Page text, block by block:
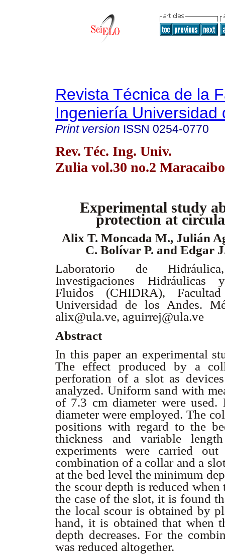
Revista Técnica de la
Ingeniería Universidad
Print version ISSN 0254-0770
Rev. Téc. Ing. Univ.
Zulia vol.30 no.2
Experimental study
protection at
Alix T. Moncada M., Julián
C. Bolívar P. and Edgar
Laboratorio de
Investigaciones Hidráulicas
Fluidos (CHIDRA),
Universidad de los Andes.
alix@ula.ve, aguirrej@ula.ve
Abstract
In this paper an experimental
The effect produced by a
perforation of a slot as
analyzed. Uniform sand with
of 7.3 cm diameter were
diameter were employed. The
positions with regard to the
thickness and variable
experiments were carried
combination of a collar and a
at the bed level the minimum
the scour depth is reduced
the case of the slot, it is found
the local scour is obtained by
hand, it is obtained that when
depth decreases. For the
was reduced altogether.